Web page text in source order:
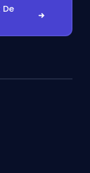
De